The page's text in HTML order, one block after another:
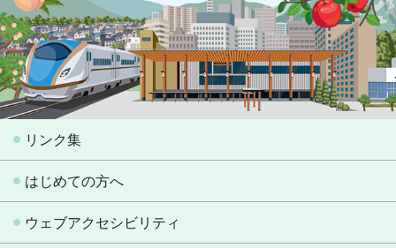
リンク集
はじめての方へ
ウェブアクセシビリティ